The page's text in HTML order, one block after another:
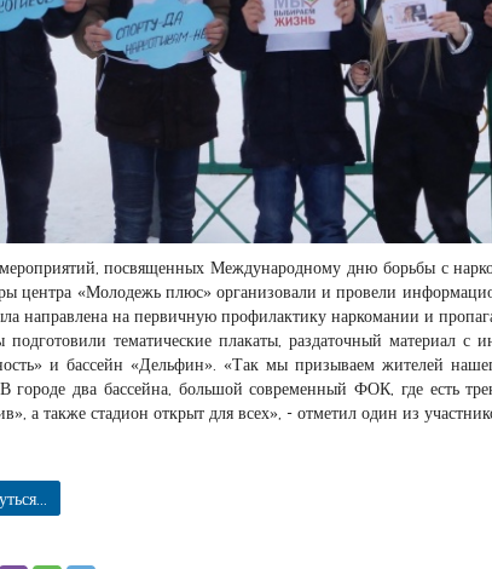
посвященных Международному дню борьбы с
центра «Молодежь плюс» организовали и провели
направлена на первичную профилактику наркомании и
подготовили тематические плакаты, раздаточный материал
и бассейн «Дельфин». «Так мы призываем жителей
В городе два бассейна, большой современный ФОК, где есть
а также стадион открыт для всех», - отметил один из